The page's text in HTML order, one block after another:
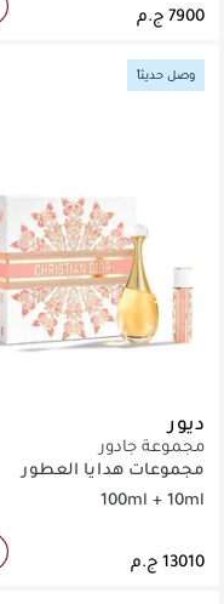
وصل حديثاً
ديور
مجموعة جادور
مجموعات هدايا العطور
للنساء
100ml + 10ml